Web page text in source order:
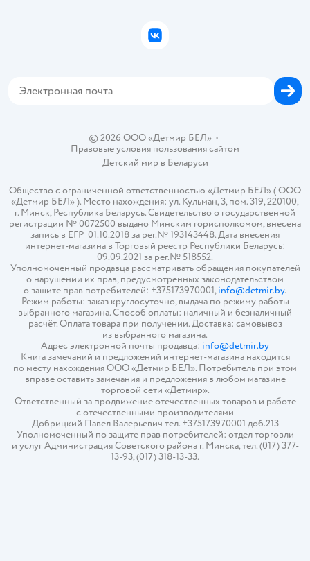
Политика использования файлов cookie
Бонусные карты
© 2026 ООО «Детмир БЕЛ»•
Правовые условия пользования сайтом
Детский мир в Беларуси
Общество с ограниченной ответственностью «Детмир БЕЛ» ( ООО
«Детмир БЕЛ» ). Место нахождения: ул. Кульман, 3, пом. 319, 220100,
г. Минск, Республика Беларусь. Свидетельство о государственной
регистрации № 0072500 выдано Минским горисполкомом, внесена
запись в ЕГР 01.10.2018 за рег.№ 193143448. Дата внесения
интернет-магазина в Торговый реестр Республики Беларусь:
09.09.2021 за рег.№ 518552.
Уполномоченный продавца рассматривать обращения покупателей
о нарушении их прав, предусмотренных законодательством
о защите прав потребителей: +375173970001,info@detmir.by.
Режим работы: заказ круглосуточно, выдача по режиму работы
выбранного магазина. Способ оплаты: наличный и безналичный
расчёт. Оплата товара при получении. Доставка: самовывоз
из выбранного магазина.
Адрес электронной почты продавца: info@detmir.by
Книга замечаний и предложений интернет-магазина находится
по месту нахождения ООО «Детмир БЕЛ». Потребитель при этом
вправе оставить замечания и предложения в любом магазине
торговой сети «Детмир».
Ответственный за продвижение отечественных товаров и работе
с отечественными производителями
Добрицкий Павел Валерьевич тел. +375173970001 доб.213
Уполномоченный по защите прав потребителей: отдел торговли
и услуг Администрация Советского района г. Минска, тел. (017) 377-
13-93, (017) 318-13-33.
ВКонтакте